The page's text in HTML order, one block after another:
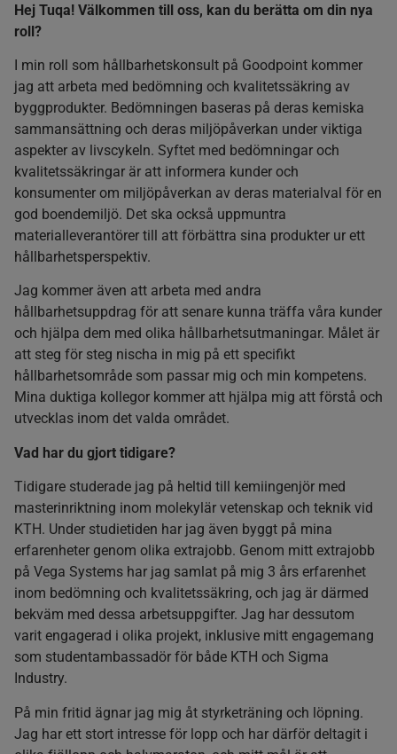
Hej Tuqa! Välkommen till oss, kan du berätta om din nya
roll?
I min roll som hållbarhetskonsult på Goodpoint kommer
jag att arbeta med bedömning och kvalitetssäkring av
byggprodukter. Bedömningen baseras på deras kemiska
sammansättning och deras miljöpåverkan under viktiga
aspekter av livscykeln. Syftet med bedömningar och
kvalitetssäkringar är att informera kunder och
konsumenter om miljöpåverkan av deras materialval för en
god boendemiljö. Det ska också uppmuntra
materialleverantörer till att förbättra sina produkter ur ett
hållbarhetsperspektiv.
Jag kommer även att arbeta med andra
hållbarhetsuppdrag för att senare kunna träffa våra kunder
och hjälpa dem med olika hållbarhetsutmaningar. Målet är
att steg för steg nischa in mig på ett specifikt
hållbarhetsområde som passar mig och min kompetens.
Mina duktiga kollegor kommer att hjälpa mig att förstå och
utvecklas inom det valda området.
Vad har du gjort tidigare?
Tidigare studerade jag på heltid till kemiingenjör med
masterinriktning inom molekylär vetenskap och teknik vid
KTH. Under studietiden har jag även byggt på mina
erfarenheter genom olika extrajobb. Genom mitt extrajobb
på Vega Systems har jag samlat på mig 3 års erfarenhet
inom bedömning och kvalitetssäkring, och jag är därmed
bekväm med dessa arbetsuppgifter. Jag har dessutom
varit engagerad i olika projekt, inklusive mitt engagemang
som studentambassadör för både KTH och Sigma
Industry.
På min fritid ägnar jag mig åt styrketräning och löpning.
Jag har ett stort intresse för lopp och har därför deltagit i